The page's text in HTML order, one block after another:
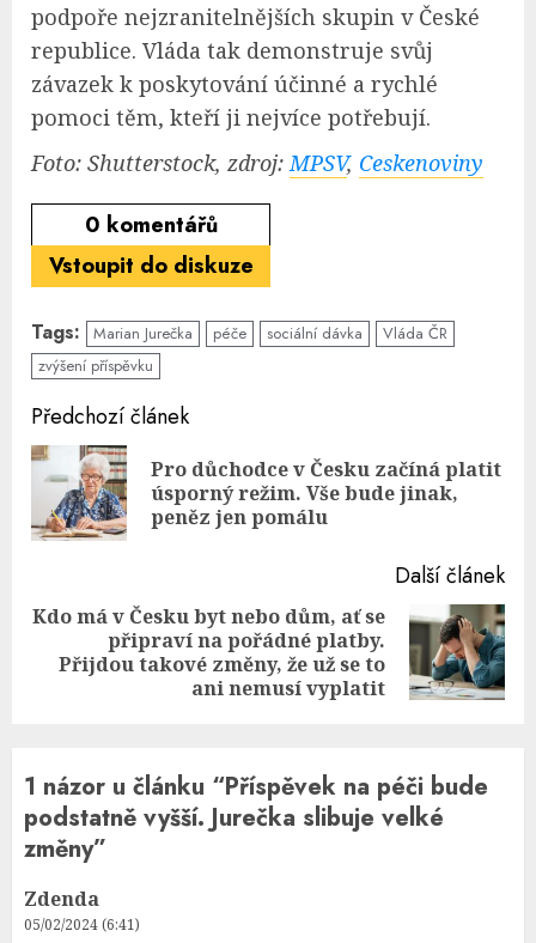
podpoře nejzranitelnějších skupin v České
republice. Vláda tak demonstruje svůj
závazek k poskytování účinné a rychlé
pomoci těm, kteří ji nejvíce potřebují.
Foto: Shutterstock, zdroj: MPSV, Ceskenoviny
0 komentářů
Vstoupit do diskuze
Tags: Marian Jurečka péče sociální dávka
Vláda ČR
zvýšení příspěvku
Continue
Reading
Předchozí článek
Pro důchodce v Česku začíná platit
úsporný režim. Vše bude jinak,
peněz jen pomálu
Další článek
post:
Kdo má v Česku byt nebo dům, ať se
připraví na pořádné platby.
Přijdou takové změny, že už se to
ani nemusí vyplatit
1 názor u článku “Příspěvek na péči bude
podstatně vyšší. Jurečka slibuje velké
změny”
Zdenda
05/02/2024 (6:41)